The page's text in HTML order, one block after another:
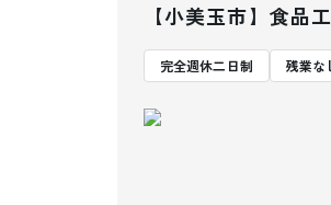
【小美玉市】食
完全週休二日制 残業な